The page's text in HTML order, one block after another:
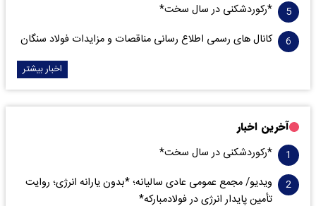
*رکوردشکنی در سال سخت*
کانال های رسمی اطلاع رسانی مناقصات و مزایدات فولاد سنگان
اخبار بیشتر
آخرین اخبار
*رکوردشکنی در سال سخت*
ویدیو/ مجمع عمومی عادی سالیانه؛ *بدون یارانه انرژی؛ روایت
تأمین پایدار انرژی در فولادمبارکه*